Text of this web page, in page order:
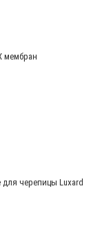
мембран
черепицы Luxard